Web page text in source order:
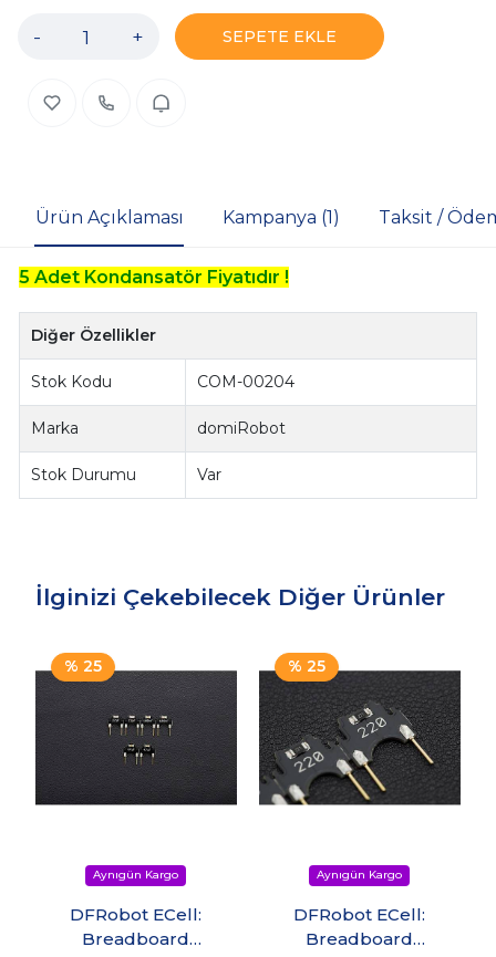
- + SEPETE EKLE
Ürün Açıklaması Kampanya (1) Taksit /
5 Adet Kondansatör Fiyatıdır !
Diğer Özellikler
Stok Kodu COM-00204
Marka domiRobot
Stok Durumu Var
İlginizi Çekebilecek Diğer Ürünler
% 25
DFRobot ECell:
Breadboard
% 25
DFRobot ECell:
Breadboard